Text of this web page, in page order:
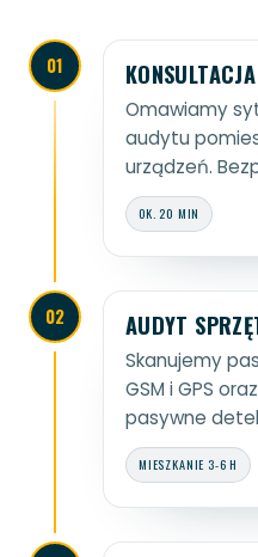
01 KONSULTACJA
Omawiamy
audytu
urządzeń.
OK. 20 MIN
02 AUDYT
Skanujemy
GSM i GPS
pasywne
MIESZKANIE 3-6 H